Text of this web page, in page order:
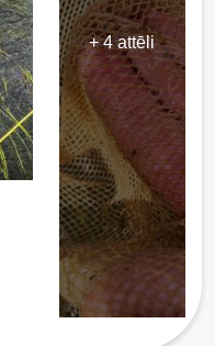
+ 4 attēli